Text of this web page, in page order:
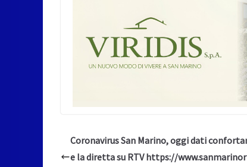
Coronavirus San Marino, oggi dati
e la diretta su RTV https://